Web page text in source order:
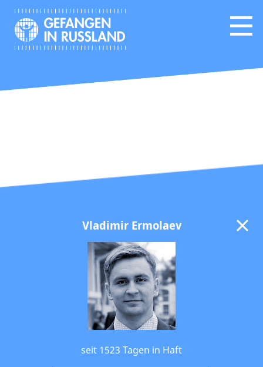
Vladimir Ermolaev
seit 1523 Tagen in Haft